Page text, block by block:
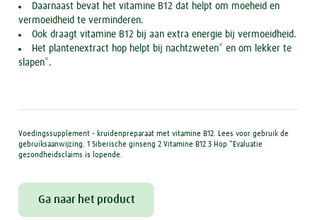
Daarnaast bevat het vitamine B12 dat helpt om moeheid en
vermoeidheid te verminderen.
Ook draagt vitamine B12 bij aan extra energie bij vermoeidheid.
Het plantenextract hop helpt bij nachtzweten* en om lekker te
slapen*.
Voedingssupplement - kruidenpreparaat met vitamine B12. Lees voor gebruik de
gebruiksaanwijzing. 1 Siberische ginseng 2 Vitamine B12 3 Hop *Evaluatie
gezondheidsclaims is lopende.
Ga naar het product